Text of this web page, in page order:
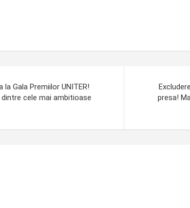
Gala Premiilor UNITER!
cele mai ambitioase
presa!